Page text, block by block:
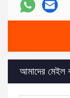
আমাদের মেইল